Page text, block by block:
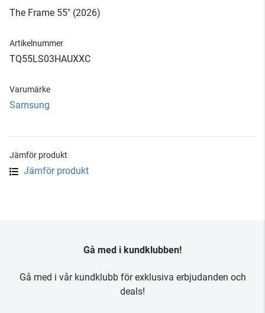
The Frame 55" (2026)
Artikelnummer
TQ55LS03HAUXXC
Varumärke
Samsung
Jämför produkt
Jämför produkt
Gå med i kundklubben!
Gå med i vår kundklubb för exklusiva erbjudanden och
deals!